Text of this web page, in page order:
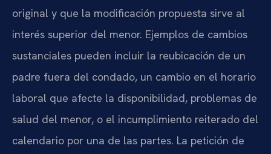
original y que la modificación propuesta sirve al
interés superior del menor. Ejemplos de cambios
sustanciales pueden incluir la reubicación de un
padre fuera del condado, un cambio en el horario
laboral que afecte la disponibilidad, problemas de
salud del menor, o el incumplimiento reiterado del
calendario por una de las partes. La petición de